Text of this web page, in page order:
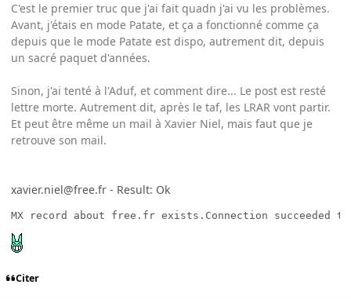
C'est le premier truc que j'ai fait quadn j'ai vu les problèmes.
Avant, j'étais en mode Patate, et ça a fonctionné comme ça
depuis que le mode Patate est dispo, autrement dit, depuis
un sacré paquet d'années.
Sinon, j'ai tenté à l'Aduf, et comment dire... Le post est resté
lettre morte. Autrement dit, après le taf, les LRAR vont partir.
Et peut être même un mail à Xavier Niel, mais faut que je
retrouve son mail.
xavier.niel@free.fr - Result: Ok
MX record about free.fr exists.Connection succeeded to
Citer